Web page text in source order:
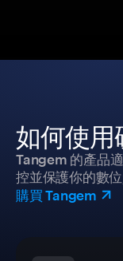
如何使用
Tangem 的產品
控並保護你的數位
購買 Tangem